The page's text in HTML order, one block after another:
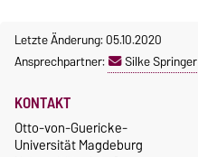
Letzte Änderung: 05.10.2020
Ansprechpartner:
Silke Springer
KONTAKT
Otto-von-Guericke-
Universität Magdeburg